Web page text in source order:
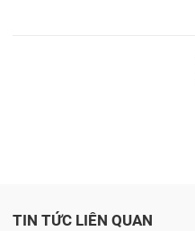
TIN TỨC LIÊN QUAN